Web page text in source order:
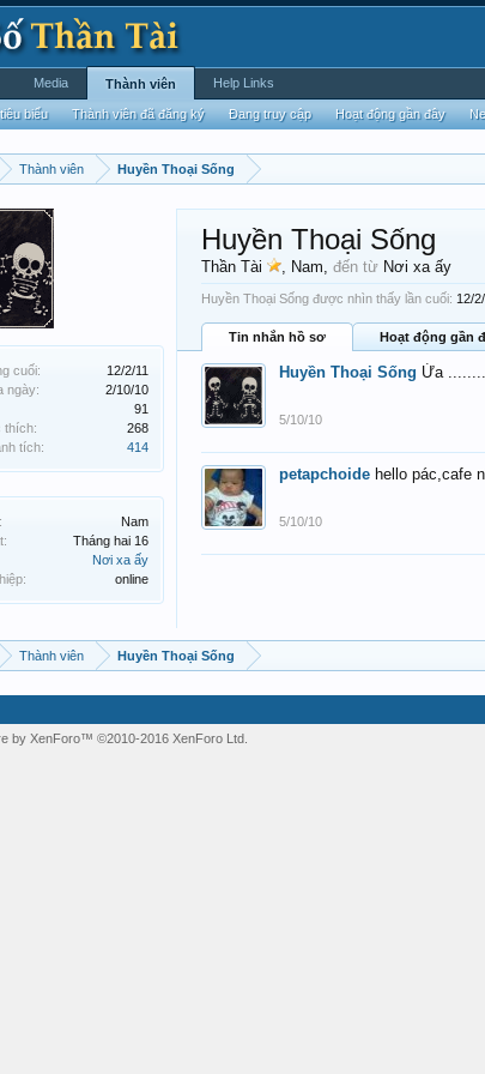
Thành viên Huyền Thoại Sống
cuối:
12/2/11
ngày:
2/10/10
91
thích:
268
tích:
414
Nam
Tháng hai 16
Nơi xa ấy
online
Huyền Thoại Sống
Thần Tài , Nam, đến từ Nơi xa ấy
Huyền Thoại Sống được nhìn thấy lần cuối: 12/2/
Tin nhắn hồ sơ Hoạt động gần
Huyền Thoại Sống Ừa
5/10/10
petapchoide hello pác,cafe
5/10/10
Thành viên Huyền Thoại Sống
Media Thành viên
biểu Thành viên đã đăng ký Đang truy cập Hoạt động gần đây
Help Links
by XenForo™ ©2010-2016 XenForo Ltd.